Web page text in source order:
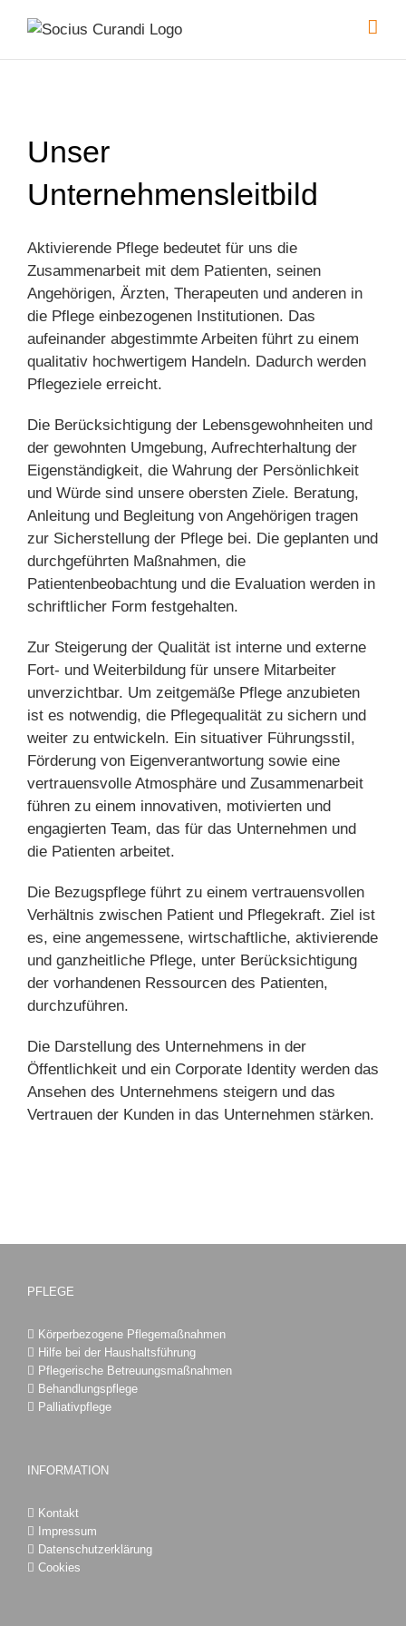
content
Unser
Unternehmensleitbild
Aktivierende Pflege bedeutet für uns die
Zusammenarbeit mit dem Patienten, seinen
Angehörigen, Ärzten, Therapeuten und anderen in
die Pflege einbezogenen Institutionen. Das
aufeinander abgestimmte Arbeiten führt zu einem
qualitativ hochwertigem Handeln. Dadurch werden
Pflegeziele erreicht.
Die Berücksichtigung der Lebensgewohnheiten und
der gewohnten Umgebung, Aufrechterhaltung der
Eigenständigkeit, die Wahrung der Persönlichkeit
und Würde sind unsere obersten Ziele. Beratung,
Anleitung und Begleitung von Angehörigen tragen
zur Sicherstellung der Pflege bei. Die geplanten und
durchgeführten Maßnahmen, die
Patientenbeobachtung und die Evaluation werden in
schriftlicher Form festgehalten.
Zur Steigerung der Qualität ist interne und externe
Fort- und Weiterbildung für unsere Mitarbeiter
unverzichtbar. Um zeitgemäße Pflege anzubieten
ist es notwendig, die Pflegequalität zu sichern und
weiter zu entwickeln. Ein situativer Führungsstil,
Förderung von Eigenverantwortung sowie eine
vertrauensvolle Atmosphäre und Zusammenarbeit
führen zu einem innovativen, motivierten und
engagierten Team, das für das Unternehmen und
die Patienten arbeitet.
Die Bezugspflege führt zu einem vertrauensvollen
Verhältnis zwischen Patient und Pflegekraft. Ziel ist
es, eine angemessene, wirtschaftliche, aktivierende
und ganzheitliche Pflege, unter Berücksichtigung
der vorhandenen Ressourcen des Patienten,
durchzuführen.
Die Darstellung des Unternehmens in der
Öffentlichkeit und ein Corporate Identity werden das
Ansehen des Unternehmens steigern und das
Vertrauen der Kunden in das Unternehmen stärken.
PFLEGE
Körperbezogene Pflegemaßnahmen
Hilfe bei der Haushaltsführung
Pflegerische Betreuungsmaßnahmen
Behandlungspflege
Palliativpflege
INFORMATION
Kontakt
Impressum
Datenschutzerklärung
Cookies